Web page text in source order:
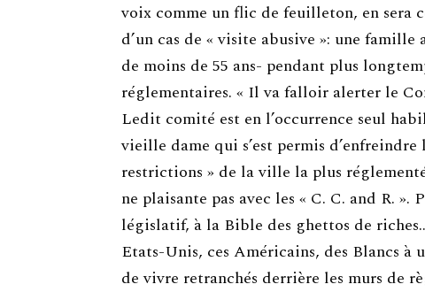
voix comme un flic de feuilleton, en sera
d’un cas de « visite abusive »: une
de moins de 55 ans- pendant plus
réglementaires. « Il va falloir alerter le
Ledit comité est en l’occurrence seul
vieille dame qui s’est permis
restrictions » de la ville la plus
ne plaisante pas avec les « C. C. and R. ».
législatif, à la Bible des ghettos de
Etats-Unis, ces Américains, des Blancs
de vivre retranchés derrière les murs de